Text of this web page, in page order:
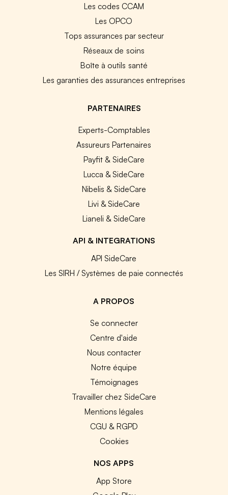
Les codes CCAM
Les OPCO
Tops assurances par secteur
Réseaux de soins
Boîte à outils santé
Les garanties des assurances entreprises
PARTENAIRES
Experts-Comptables
Assureurs Partenaires
Payfit & SideCare
Lucca & SideCare
Nibelis & SideCare
Livi & SideCare
Lianeli & SideCare
API & INTEGRATIONS
API SideCare
Les SIRH / Systèmes de paie connectés
A PROPOS
Se connecter
Centre d'aide
Nous contacter
Notre équipe
Témoignages
Travailler chez SideCare
Mentions légales
CGU & RGPD
Cookies
NOS APPS
App Store